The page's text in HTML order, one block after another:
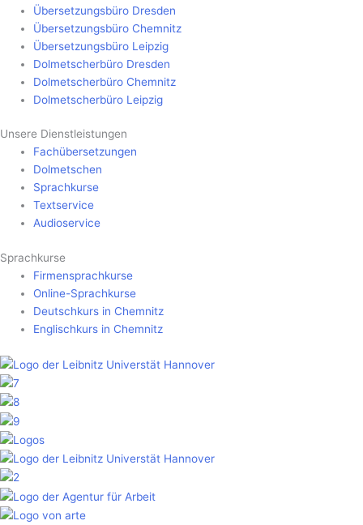
Übersetzungsbüro Dresden
Übersetzungsbüro Chemnitz
Übersetzungsbüro Leipzig
Dolmetscherbüro Dresden
Dolmetscherbüro Chemnitz
Dolmetscherbüro Leipzig
Unsere Dienstleistungen
Fachübersetzungen
Dolmetschen
Sprachkurse
Textservice
Audioservice
Sprachkurse
Firmensprachkurse
Online-Sprachkurse
Deutschkurs in Chemnitz
Englischkurs in Chemnitz